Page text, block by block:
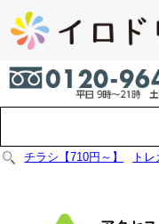
チラシ【710円～】 トレ